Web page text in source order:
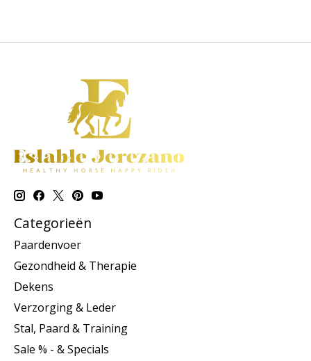
Categorieën
Paardenvoer
Gezondheid & Therapie
Dekens
Verzorging & Leder
Stal, Paard & Training
Sale % - & Specials